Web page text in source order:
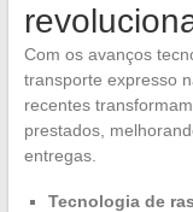
Com os avanços
transporte expresso
recentes
prestados,
entregas.
Tecnologia de